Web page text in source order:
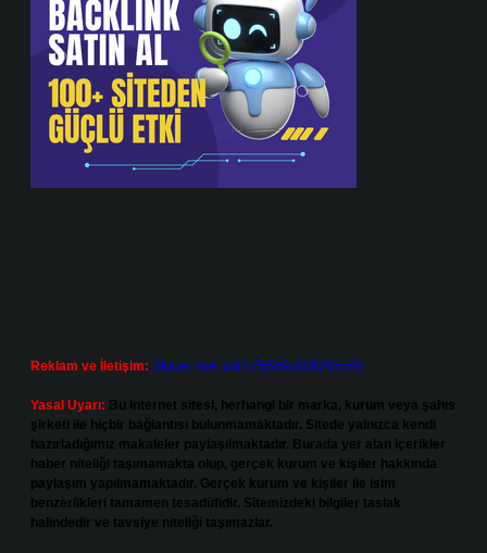
Reklam ve İletişim: Skype: live:.cid.575569c608265c69
Yasal Uyarı: Bu internet sitesi, herhangi bir marka, kurum veya şahıs
şirketi ile hiçbir bağlantısı bulunmamaktadır. Sitede yalnızca kendi
hazırladığımız makaleler paylaşılmaktadır. Burada yer alan içerikler
haber niteliği taşımamakta olup, gerçek kurum ve kişiler hakkında
paylaşım yapılmamaktadır. Gerçek kurum ve kişiler ile isim
benzerlikleri tamamen tesadüfidir. Sitemizdeki bilgiler taslak
halindedir ve tavsiye niteliği taşımazlar.